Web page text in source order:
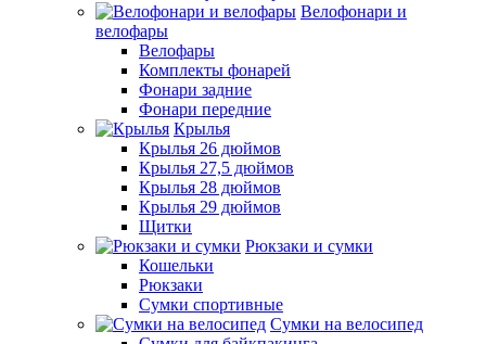
Велофонари и
велофары
Велофары
Комплекты фонарей
Фонари задние
Фонари передние
Крылья
Крылья 26 дюймов
Крылья 27,5 дюймов
Крылья 28 дюймов
Крылья 29 дюймов
Щитки
Рюкзаки и сумки
Кошельки
Рюкзаки
Сумки спортивные
Сумки на велосипед